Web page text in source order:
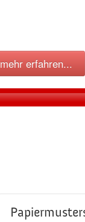
mehr erfahren...